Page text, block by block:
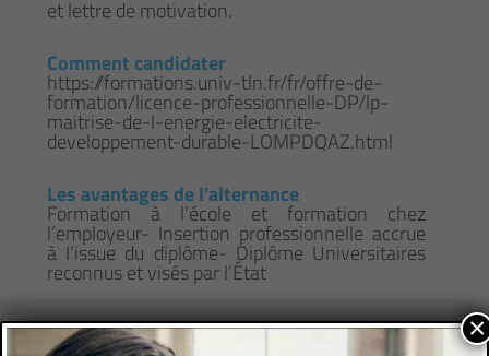
et lettre de motivation.
Comment candidater
https://formations.univ-tln.fr/fr/offre-de-
formation/licence-professionnelle-DP/lp-
maitrise-de-l-energie-electricite-
developpement-durable-LOMPDQAZ.html
Les avantages de l'alternance
Formation à l’école et formation chez
l’employeur- Insertion professionnelle accrue
à l’issue du diplôme- Diplôme Universitaires
reconnus et visés par l’État
×